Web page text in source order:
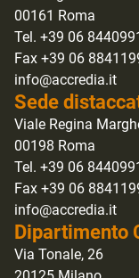
00161 Roma
Tel. +39 06
Fax +39 06
info@accredia.it
Sede
Viale Regina
00198 Roma
Tel. +39 06
Fax +39 06
info@accredia.it
Dipartimento
Via Tonale, 26